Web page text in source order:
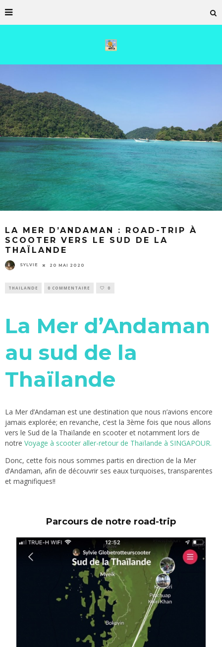
LA MER D’ANDAMAN : ROAD-TRIP À
SCOOTER VERS LE SUD DE LA
THAÏLANDE
SYLVIE 20 MAI 2020
THAILANDE 0 COMMENTAIRE 0
La Mer d’Andaman
au sud de la
Thaïlande
La Mer d’Andaman est une destination que nous n’avions encore
jamais explorée; en revanche, c’est la 3ème fois que nous allons
vers le Sud de la Thaïlande en scooter et notamment lors de
notre Voyage à scooter aller-retour de Thaïlande à SINGAPOUR.
Donc, cette fois nous sommes partis en direction de la Mer
d’Andaman, afin de découvrir ses eaux turquoises, transparentes
et magnifiques!!
Parcours de notre road-trip